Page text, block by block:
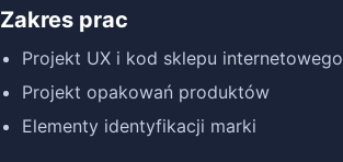
Zakres prac
Projekt UX i kod sklepu internetowego
Projekt opakowań produktów
Elementy identyfikacji marki